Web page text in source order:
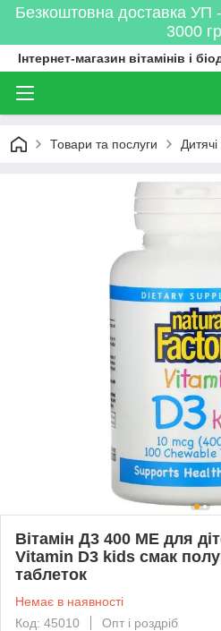
Безкоштовна доставка УП
3000
Інтернет-магазин вітамінів і
Товари та послуги
Вітамін Д3 400 МЕ для
Vitamin D3 kids смак
таблеток
Немає в наявності
Код: 45010
Опт і роздріб